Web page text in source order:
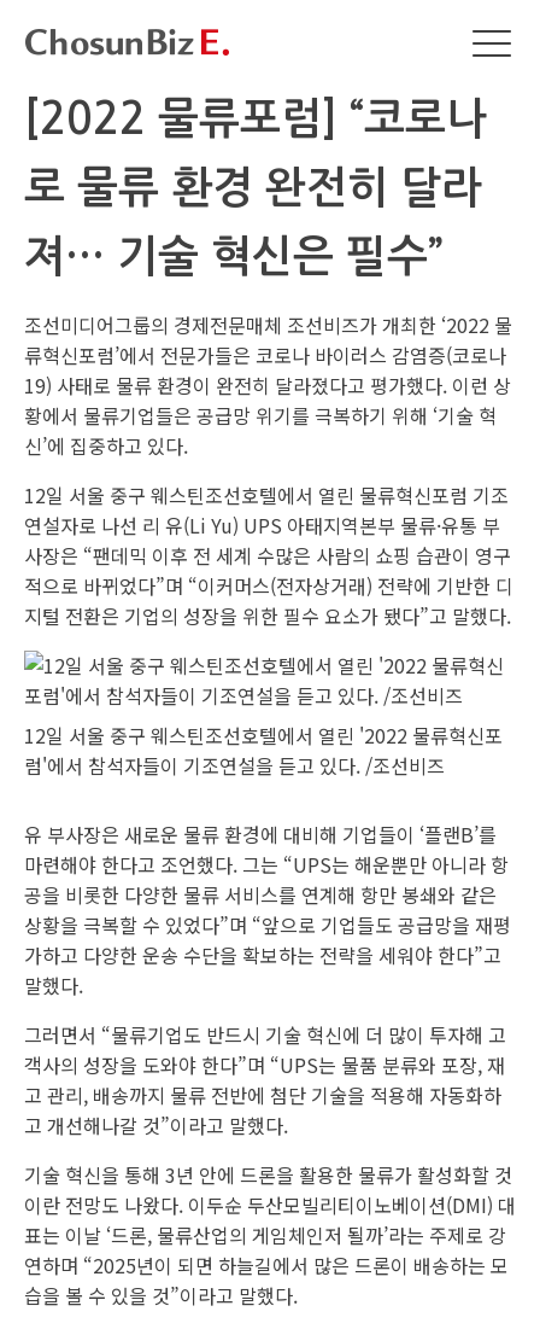
[2022 물류포럼] “코로나
로 물류 환경 완전히 달라
져… 기술 혁신은 필수”
조선미디어그룹의 경제전문매체 조선비즈가 개최한 ‘2022 물
류혁신포럼’에서 전문가들은 코로나 바이러스 감염증(코로나
19) 사태로 물류 환경이 완전히 달라졌다고 평가했다. 이런 상
황에서 물류기업들은 공급망 위기를 극복하기 위해 ‘기술 혁
신’에 집중하고 있다.
12일 서울 중구 웨스틴조선호텔에서 열린 물류혁신포럼 기조
연설자로 나선 리 유(Li Yu) UPS 아태지역본부 물류·유통 부
사장은 “팬데믹 이후 전 세계 수많은 사람의 쇼핑 습관이 영구
적으로 바뀌었다”며 “이커머스(전자상거래) 전략에 기반한 디
지털 전환은 기업의 성장을 위한 필수 요소가 됐다”고 말했다.
12일 서울 중구 웨스틴조선호텔에서 열린 '2022 물류혁신포
럼'에서 참석자들이 기조연설을 듣고 있다. /조선비즈
유 부사장은 새로운 물류 환경에 대비해 기업들이 ‘플랜B’를
마련해야 한다고 조언했다. 그는 “UPS는 해운뿐만 아니라 항
공을 비롯한 다양한 물류 서비스를 연계해 항만 봉쇄와 같은
상황을 극복할 수 있었다”며 “앞으로 기업들도 공급망을 재평
가하고 다양한 운송 수단을 확보하는 전략을 세워야 한다”고
말했다.
그러면서 “물류기업도 반드시 기술 혁신에 더 많이 투자해 고
객사의 성장을 도와야 한다”며 “UPS는 물품 분류와 포장, 재
고 관리, 배송까지 물류 전반에 첨단 기술을 적용해 자동화하
고 개선해나갈 것”이라고 말했다.
기술 혁신을 통해 3년 안에 드론을 활용한 물류가 활성화할 것
이란 전망도 나왔다. 이두순 두산모빌리티이노베이션(DMI) 대
표는 이날 ‘드론, 물류산업의 게임체인저 될까’라는 주제로 강
연하며 “2025년이 되면 하늘길에서 많은 드론이 배송하는 모
습을 볼 수 있을 것”이라고 말했다.